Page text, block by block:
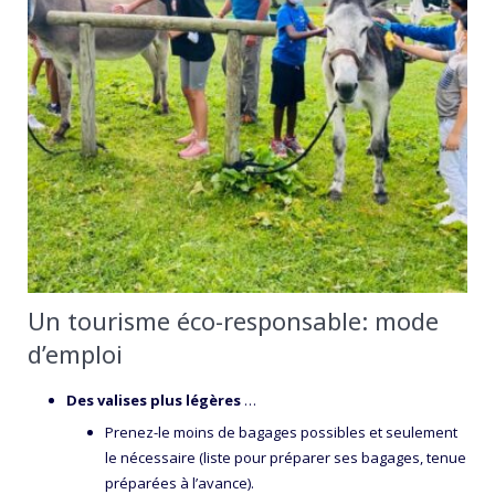
Un tourisme éco-responsable: mode
d’emploi
Des valises plus légères …
Prenez-le moins de bagages possibles et seulement
le nécessaire (liste pour préparer ses bagages, tenue
préparées à l’avance).